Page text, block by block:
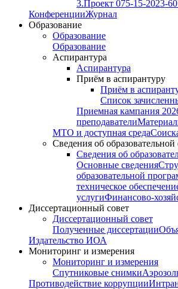
3.Проект 075-15-2023-
КонференцииЖурнал
Образование
Образование
Образование
Аспирантура
Аспирантура
Приём в аспирантуру
Приём в
Список
Приемная кампания
преподаватели
МТО и доступная среда
Сведения об образовательной
Сведения об
Основные сведения
образовательной
техническое
услугиФинансово-
Диссертационный совет
Диссертационный совет
Полученные диссертации
Издательство ИОА
Мониторинг и измерения
Мониторинг и измерения
Спутниковые снимки
Противодействие коррупции